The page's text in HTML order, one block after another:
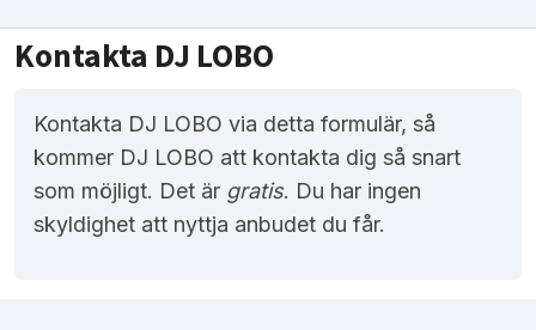
Kontakta DJ LOBO
Kontakta DJ LOBO via detta formulär, så
kommer DJ LOBO att kontakta dig så snart
som möjligt. Det är gratis. Du har ingen
skyldighet att nyttja anbudet du får.